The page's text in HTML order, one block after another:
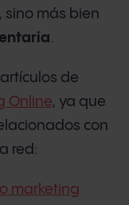
sino más bien
.
de
Online, ya que
con
red:
marketing